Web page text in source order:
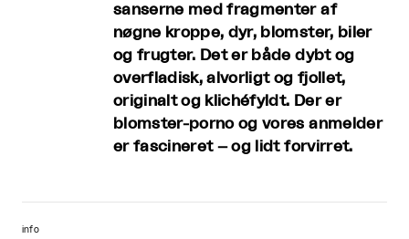
sanserne med fragmenter af
nøgne kroppe, dyr, blomster, biler
og frugter. Det er både dybt og
overfladisk, alvorligt og fjollet,
originalt og klichéfyldt. Der er
blomster-porno og vores anmelder
er fascineret – og lidt forvirret.
info